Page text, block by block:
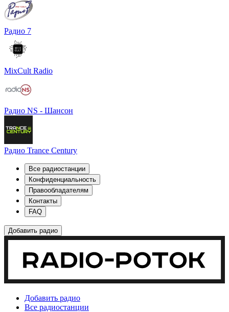
Радио 7
MixCult Radio
Радио NS - Шансон
Радио Trance Century
Все радиостанции
Конфиденциальность
Правообладателям
Контакты
FAQ
Добавить радио
Добавить радио
Все радиостанции